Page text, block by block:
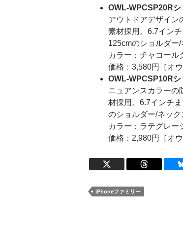
OWL-WPCSP20Rシ
アウトドアデザイン
素材採用。6.7イン
125cmのショルダー/
カラー：チャコール
価格：3,580円［オ
OWL-WPCSP10Rシ
ニュアンスカラーの
材採用。6.7インチ
のショルダー/ネック
カラー：ラテグレー
価格：2,980円［オ
iPhoneファミリー